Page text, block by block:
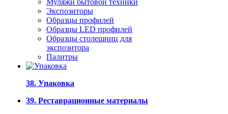
Муляжи бытовой техники
Экспозиторы
Образцы профилей
Образцы LED профилей
Образцы столешниц для
экспозитора
Палитры
38. Упаковка
39. Реставрационные материалы